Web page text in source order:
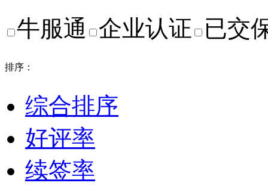
牛服通
企业认证 已交
排序：
综合排序
好评率
续签率